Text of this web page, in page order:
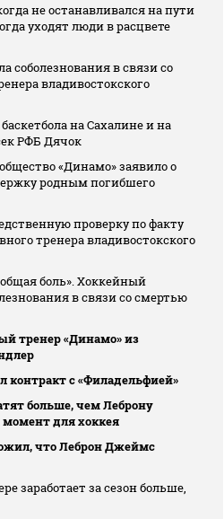
не останавливался на пути
уходят люди в расцвете
соболезнования в связи со
владивостокского
на Сахалине и на
РФБ Дячок
«Динамо» заявило о
родным погибшего
проверку по факту
тренера владивостокского
боль». Хоккейный
в связи со смертью
тренер «Динамо» из
с «Филадельфией»
больше, чем Леброну
для хоккея
что Леброн Джеймс
заработает за сезон больше,